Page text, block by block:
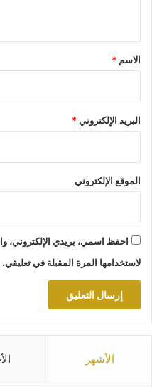
*
الاسم *
البريد الإلكتروني*
الموقع الإلكتروني
احفظ اسمي، بريدي الإلكتروني،
لاستخدامها المرة المقبلة في تعليقي.
الأشهر